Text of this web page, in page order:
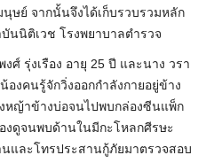
ษย์ จากนั้นจึงได้เก็บรวบรวมหลัก
นนิติเวช โรงพยาบาลตำรวจ
รุ่งเรือง อายุ 25 ปี และนาง วรา
องคนรู้จักวิ่งออกกำลังกายอยู่ข้าง
หญ้าข้างบ่อจนไปพบกล่องซีนแพ็ก
งดูจนพบด้านในมีกะโหลกศีรษะ
และโทรประสานกู้ภัยมาตรวจสอบ